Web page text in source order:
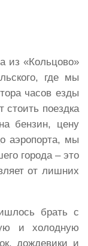
из «Кольцово»
где мы
часов езды
стоить поездка
бензин, цену
аэропорта, мы
города – это
от лишних
брать с
и холодную
дождевики и